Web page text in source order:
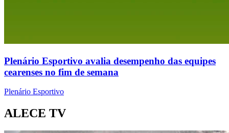
Plenário Esportivo avalia desempenho das equipes
cearenses no fim de semana
Plenário Esportivo
ALECE TV